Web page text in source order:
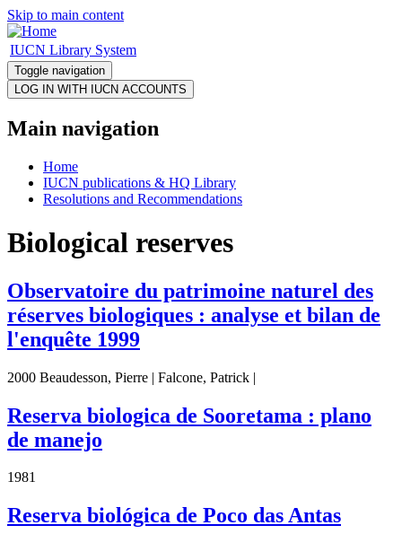
Skip to main content
IUCN Library System
Toggle navigation
Main navigation
Home
IUCN publications & HQ Library
Resolutions and Recommendations
Biological reserves
Observatoire du patrimoine naturel des
réserves biologiques : analyse et bilan de
l'enquête 1999
2000 Beaudesson, Pierre | Falcone, Patrick |
Reserva biologica de Sooretama : plano
de manejo
1981
Reserva biológica de Poco das Antas